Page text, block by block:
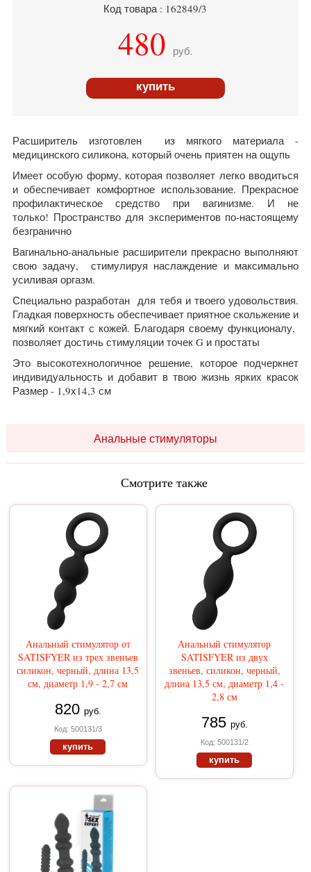
Код товара : 162849/3
480 руб.
купить
Расширитель изготовлен из мягкого материала -
медицинского силикона, который очень приятен на ощупь
Имеет особую форму, которая позволяет легко вводиться
и обеспечивает комфортное использование. Прекрасное
профилактическое средство при вагинизме. И не
только! Пространство для экспериментов по-настоящему
безгранично
Вагинально-анальные расширители прекрасно выполняют
свою задачу, стимулируя наслаждение и максимально
усиливая оргазм.
Специально разработан для тебя и твоего удовольствия.
Гладкая поверхность обеспечивает приятное скольжение и
мягкий контакт с кожей. Благодаря своему функционалу,
позволяет достичь стимуляции точек G и простаты
Это высокотехнологичное решение, которое подчеркнет
индивидуальность и добавит в твою жизнь ярких красок
Размер - 1,9х14,3 см
Анальные стимуляторы
Смотрите также
Анальный стимулятор от
SATISFYER из трех звеньев
силикон, черный, длина 13,5
см, диаметр 1,9 - 2,7 см
820 руб.
Код: 500131/3
купить
Анальный стимулятор
SATISFYER из двух
звеньев, силикон, черный,
длина 13,5 см, диаметр 1,4 -
2,8 см
785 руб.
Код: 500131/2
купить